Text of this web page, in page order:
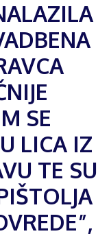
SE
LICA IZ
TE SU